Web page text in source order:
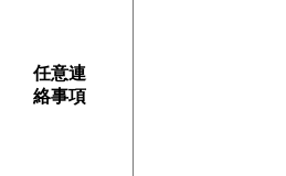
任意連
絡事項